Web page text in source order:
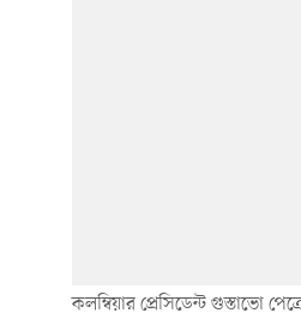
কলম্বিয়ার প্রেসিডেন্ট গুস্তাভো